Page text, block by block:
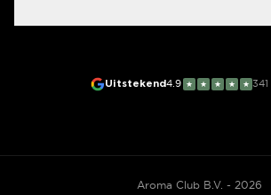
Uitstekend4.9 ★ ★ ★ ★ ★ 341
Aroma Club B.V. - 2026